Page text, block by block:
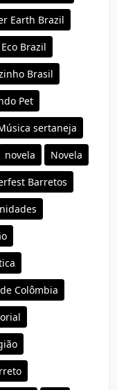
Earth Brazil
Brazil
Brasil
Pet
sertaneja
novela Novela
Barretos
Colômbia